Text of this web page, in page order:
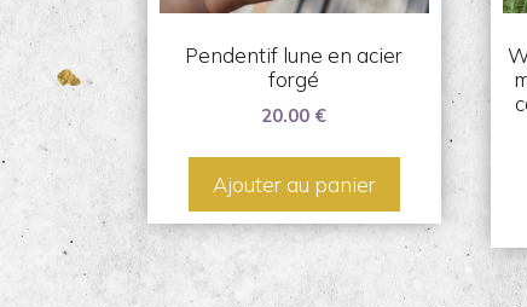
Pendentif lune en acier
forgé
20.00 €
Ajouter au panier